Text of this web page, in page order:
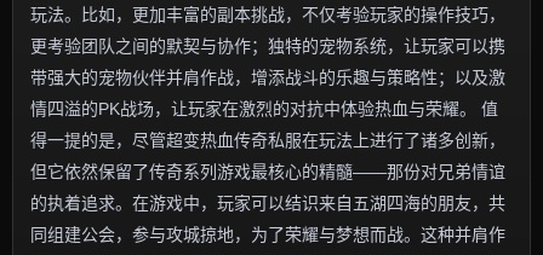
玩法。比如，更加丰富的副本挑战，不仅考验玩家的操作技巧，
更考验团队之间的默契与协作；独特的宠物系统，让玩家可以携
带强大的宠物伙伴并肩作战，增添战斗的乐趣与策略性；以及激
情四溢的PK战场，让玩家在激烈的对抗中体验热血与荣耀。 值
得一提的是，尽管超变热血传奇私服在玩法上进行了诸多创新，
但它依然保留了传奇系列游戏最核心的精髓——那份对兄弟情谊
的执着追求。在游戏中，玩家可以结识来自五湖四海的朋友，共
同组建公会，参与攻城掠地，为了荣耀与梦想而战。这种并肩作